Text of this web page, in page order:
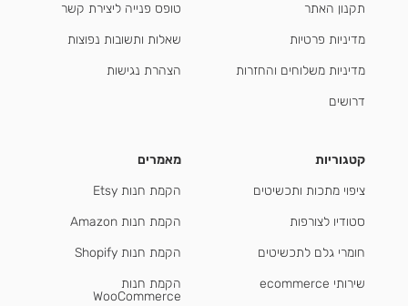
תקנון האתר
מדיניות פרטיות
מדיניות משלוחים והחזרות
דרושים
טופס פנייה ליצירת קשר
שאלות ותשובות נפוצות
הצהרת נגישות
קטגוריות
ציפוי מתכות ותכשיטים
סטודיו לצורפות
חומרי גלם לתכשיטים
שירותי ecommerce
מאמרים
הקמת חנות Etsy
הקמת חנות Amazon
הקמת חנות Shopify
הקמת חנות
WooCommerce